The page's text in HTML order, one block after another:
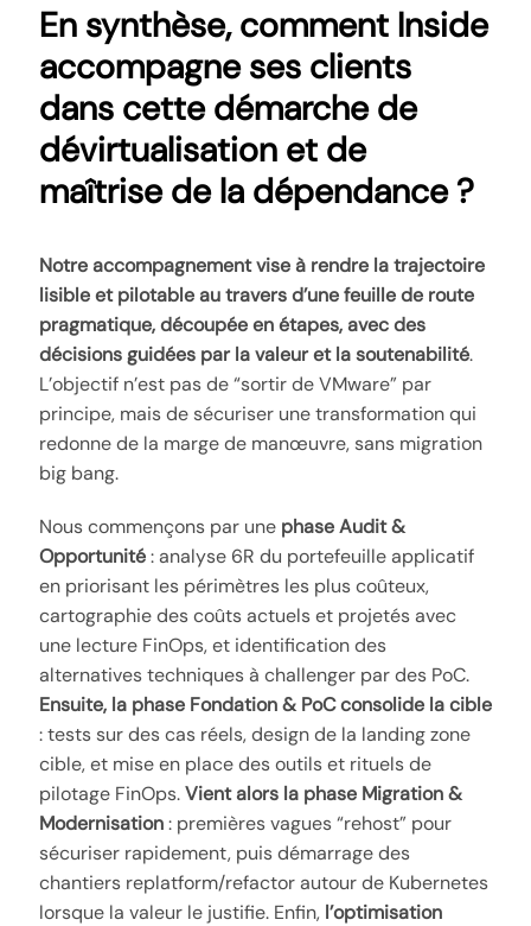
En synthèse, comment Inside
accompagne ses clients
dans cette démarche de
dévirtualisation et de
maîtrise de la dépendance ?
Notre accompagnement vise à rendre la trajectoire
lisible et pilotable au travers d’une feuille de route
pragmatique, découpée en étapes, avec des
décisions guidées par la valeur et la soutenabilité.
L’objectif n’est pas de “sortir de VMware” par
principe, mais de sécuriser une transformation qui
redonne de la marge de manœuvre, sans migration
big bang.
Nous commençons par une phase Audit &
Opportunité: analyse 6R du portefeuille applicatif
en priorisant les périmètres les plus coûteux,
cartographie des coûts actuels et projetés avec
une lecture FinOps, et identification des
alternatives techniques à challenger par des PoC.
Ensuite, la phase Fondation & PoC consolide la cible
: tests sur des cas réels, design de la landing zone
cible, et mise en place des outils et rituels de
pilotage FinOps.Vient alors la phase Migration &
Modernisation: premières vagues “rehost” pour
sécuriser rapidement, puis démarrage des
chantiers replatform/refactor autour de Kubernetes
lorsque la valeur le justifie. Enfin, l’optimisation